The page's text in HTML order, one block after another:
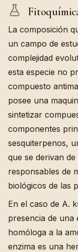
La composición
un campo de
complejidad
esta especie no
compuesto
posee una
sintetizar
componentes
sesquiterpenos,
que se derivan
responsables de
biológicos de las
En el caso de A.
presencia de una
homóloga a la
enzima es una